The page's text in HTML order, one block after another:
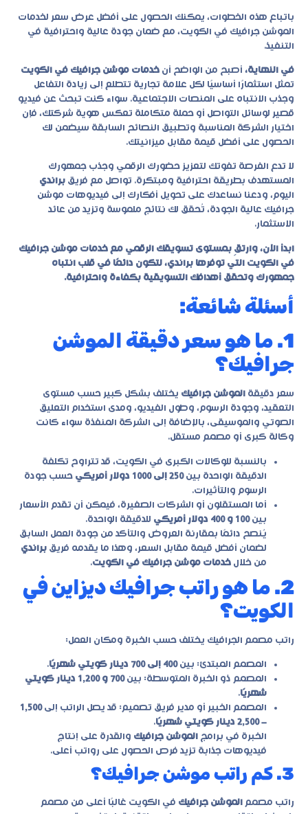
باتباع هذه الخطوات، يمكنك الحصول على أفضل عرض سعر لخدمات
الموشن جرافيك في الكويت، مع ضمان جودة عالية واحترافية في
التنفيذ.
في النهاية، أصبح من الواضح أن خدمات موشن جرافيك في الكويت
تمثل استثمارًا أساسيًا لكل علامة تجارية تتطلع إلى زيادة التفاعل
وجذب الانتباه على المنصات الاجتماعية. سواء كنت تبحث عن فيديو
قصير لوسائل التواصل أو حملة متكاملة تعكس هوية شركتك، فإن
اختيار الشركة المناسبة وتطبيق النصائح السابقة سيضمن لك
الحصول على أفضل قيمة مقابل ميزانيتك.
لا تدع الفرصة تفوتك لتعزيز حضورك الرقمي وجذب جمهورك
المستهدف بطريقة احترافية ومبتكرة. تواصل مع فريق براندي
اليوم، ودعنا نساعدك على تحويل أفكارك إلى فيديوهات موشن
جرافيك عالية الجودة، تُحقق لك نتائج ملموسة وتزيد من عائد
الاستثمار.
ابدأ الآن، وارتقِ بمستوى تسويقك الرقمي مع خدمات موشن جرافيك
في الكويت التي توفرها براندي، لتكون دائمًا في قلب انتباه
جمهورك وتحقق أهدافك التسويقية بكفاءة واحترافية.
أسئلة شائعة:
1. ما هو سعر دقيقة الموشن
جرافيك؟
سعر دقيقة الموشن جرافيك يختلف بشكل كبير حسب مستوى
التعقيد، وجودة الرسوم، وطول الفيديو، ومدى استخدام التعليق
الصوتي والموسيقى، بالإضافة إلى الشركة المنفذة سواء كانت
وكالة كبرى أو مصمم مستقل.
بالنسبة للوكالات الكبرى في الكويت، قد تتراوح تكلفة
الدقيقة الواحدة بين250 إلى 1000 دولار أمريكي
حسب جودة
الرسوم والتأثيرات.
أما المستقلون أو الشركات الصغيرة، فيمكن أن تقدم الأسعار
بين100 و 400 دولار أمريكي
للدقيقة الواحدة.
يُنصح دائمًا بمقارنة العروض والتأكد من جودة العمل السابق
لضمان أفضل قيمة مقابل السعر، وهذا ما يقدمه فريق براندي
من خلال خدمات موشن جرافيك في الكويت.
2. ما هو راتب جرافيك ديزاين في
الكويت؟
راتب مصمم الجرافيك يختلف حسب الخبرة ومكان العمل:
المصمم المبتدئ: بين400 إلى 700 دينار كويتي شهريًا
.
المصمم ذو الخبرة المتوسطة: بين
700 و 1,200 دينار كويتي
شهريًا.
المصمم الخبير أو مدير فريق تصميم: قد يصل الراتب إلى1,500
– 2,500 دينار كويتي شهريًا
.
الخبرة في برامج الموشن جرافيك والقدرة على إنتاج
فيديوهات جذابة تزيد فرص الحصول على رواتب أعلى.
3. كم راتب موشن جرافيك؟
راتب مصمم الموشن جرافيك في الكويت غالبًا أعلى من مصمم